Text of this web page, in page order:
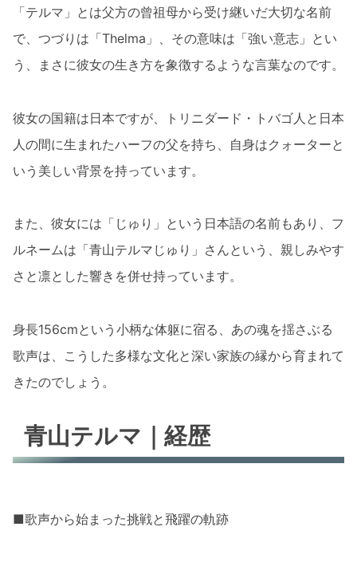
「テルマ」とは父方の曾祖母から受け継いだ大切な名前
で、つづりは「Thelma」、その意味は「強い意志」とい
う、まさに彼女の生き方を象徴するような言葉なのです。
彼女の国籍は日本ですが、トリニダード・トバゴ人と日本
人の間に生まれたハーフの父を持ち、自身はクォーターと
いう美しい背景を持っています。
また、彼女には「じゅり」という日本語の名前もあり、フ
ルネームは「青山テルマじゅり」さんという、親しみやす
さと凛とした響きを併せ持っています。
身長156cmという小柄な体躯に宿る、あの魂を揺さぶる
歌声は、こうした多様な文化と深い家族の縁から育まれて
きたのでしょう。
青山テルマ｜経歴
■歌声から始まった挑戦と飛躍の軌跡